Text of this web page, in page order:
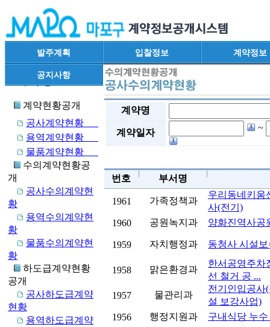
발주계획 입찰정보 계약정보
공지사항
계약현황공개
공사계약현황
용역계약현황
물품계약현황
수의계약현황공
개
공사수의계약현
황
용역수의계약현
황
물품수의계약현
황
하도급계약현황
공개
공사하도급계약
현황
용역하도급계약
계약명
계약일자 ~
번호 부서명
1961 가족정책과
우리동네키움
사(전기)
1960
공원녹지과 양화진역사공
1959 자치행정과 동청사 시설
1958 맑은환경과
한서공영주차
선 철거 공 ...
1957
물관리과
전기인입공사
설 보강사업)
1956
행정지원과 구내식당 누